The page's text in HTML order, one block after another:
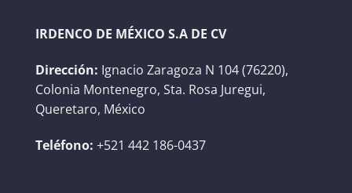
IRDENCO DE MÉXICO S.A DE CV
Dirección: Ignacio Zaragoza N 104 (76220),
Colonia Montenegro, Sta. Rosa Juregui,
Queretaro, México
Teléfono: +521 442 186-0437